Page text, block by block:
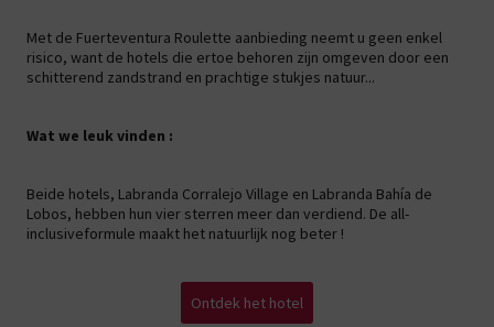
Met de Fuerteventura Roulette aanbieding neemt u geen enkel
risico, want de hotels die ertoe behoren zijn omgeven door een
schitterend zandstrand en prachtige stukjes natuur...
Wat we leuk vinden :
Beide hotels, Labranda Corralejo Village en Labranda Bahía de
Lobos, hebben hun vier sterren meer dan verdiend. De all-
inclusiveformule maakt het natuurlijk nog beter !
Ontdek het hotel